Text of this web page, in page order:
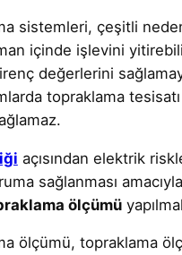
sistemleri, çeşitli
içinde işlevini
değerlerini
topraklama
açısından elektrik
sağlanması
ölçümü
ölçümü, topraklama